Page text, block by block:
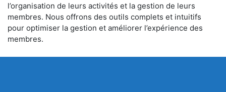
l’organisation de leurs activités et la gestion de leurs
membres. Nous offrons des outils complets et intuitifs
pour optimiser la gestion et améliorer l’expérience des
membres.